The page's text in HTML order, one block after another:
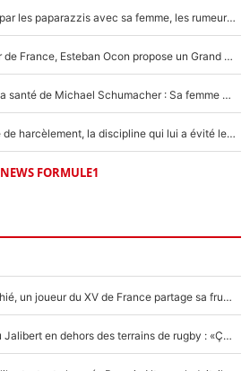
F1 : Charles Leclerc surpris par les paparazzis avec sa femme, les rumeurs étaient vraies !
Comme pour le final du Tour de France, Esteban Ocon propose un Grand Prix de Formule 1 à Paris : «Autour de l’Arc de Triomphe, ce serait génial» !
Nouvelle rumeur autour de la santé de Michael Schumacher : Sa femme Corinna sort du silence
F1 - Lewis Hamilton victime de harcèlement, la discipline qui lui a évité le pire : «J'aurais probablement mal tourné»
NEWS FORMULE1
Mis de côté par Fabien Galthié, un joueur du XV de France partage sa frustration : «ils ne me l’ont pas dit tout de suite»
La raison d'être de Matthieu Jalibert en dehors des terrains de rugby : «Ça m'atteint autant que si tu touches à un membre de ma famille»